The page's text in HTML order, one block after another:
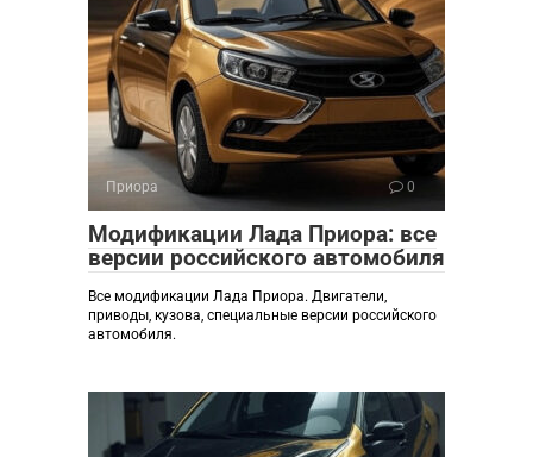
Приора 0
Модификации Лада Приора: все
версии российского автомобиля
Все модификации Лада Приора. Двигатели,
приводы, кузова, специальные версии российского
автомобиля.